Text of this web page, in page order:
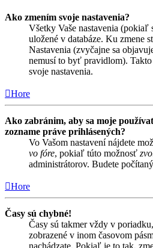
Ako zmením svoje nastavenia?
Všetky Vaše nastavenia (pokiaľ
uložené v databáze. Ku zmene
Nastavenia (zvyčajne sa
nemusí to byť pravidlom).
svoje nastavenia.
Hore
Ako zabránim, aby sa moje
zozname práve prihlásených?
Vo Vašom nastavení nájdete
vo fóre, pokiaľ túto možnosť
administrátorov. Budete
Hore
Časy sú chybné!
Časy sú takmer vždy v
zobrazené v inom časovom
nachádzate. Pokiaľ je to tak,